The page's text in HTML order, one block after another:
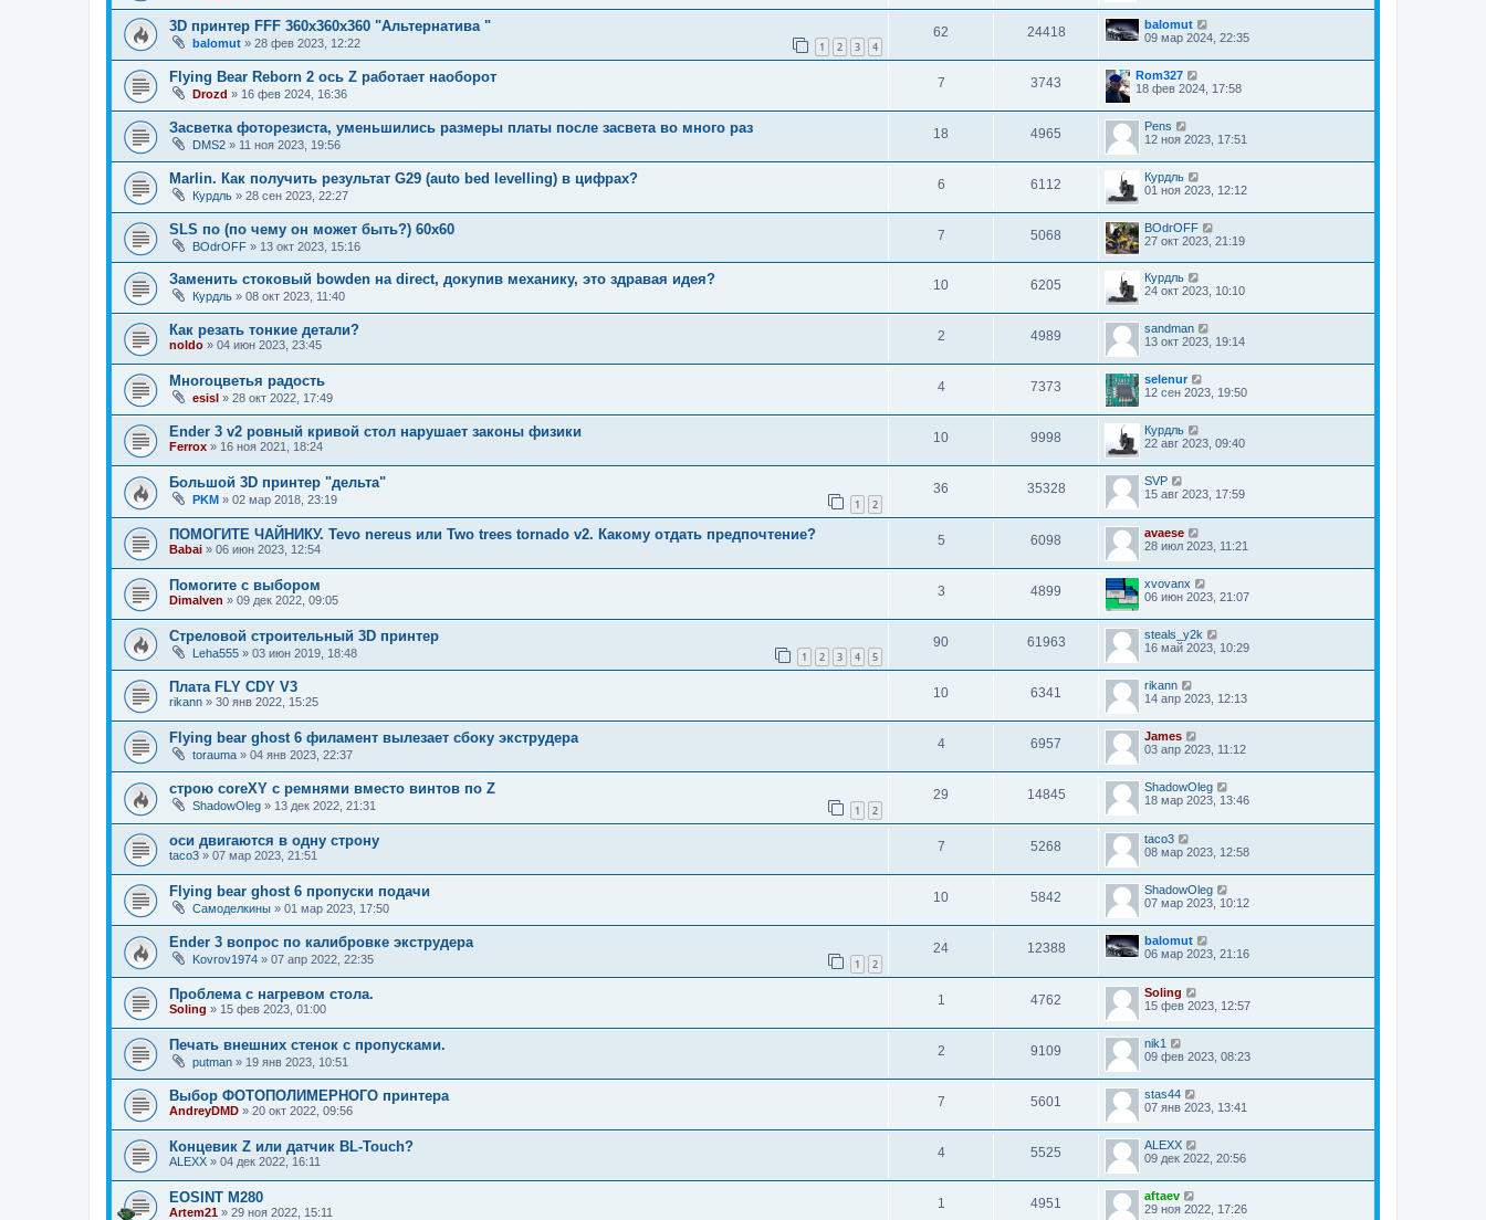
3D принтер FFF 360х360х360 "Альтернатива "
balomut » 28 фев 2023, 12:22 1 2 3 4
62 24418
balomut
09 мар 2024, 22:35
Flying Bear Reborn 2 ось Z работает наоборот
Drozd » 16 фев 2024, 16:36
7 3743
Rom327
18 фев 2024, 17:58
Засветка фоторезиста, уменьшились размеры платы после засвета во много раз
DMS2 » 11 ноя 2023, 19:56
18 4965
Pens
12 ноя 2023, 17:51
Marlin. Как получить результат G29 (auto bed levelling) в цифрах?
Курдль » 28 сен 2023, 22:27
6 6112
Курдль
01 ноя 2023, 12:12
SLS по (по чему он может быть?) 60х60
BOdrOFF » 13 окт 2023, 15:16
7 5068
BOdrOFF
27 окт 2023, 21:19
Заменить стоковый bowden на direct, докупив механику, это здравая идея?
Курдль » 08 окт 2023, 11:40
10 6205
Курдль
24 окт 2023, 10:10
Как резать тонкие детали?
noldo » 04 июн 2023, 23:45
2 4989
sandman
13 окт 2023, 19:14
Многоцветья радость
esisl » 28 окт 2022, 17:49
4 7373
selenur
12 сен 2023, 19:50
Ender 3 v2 ровный кривой стол нарушает законы физики
Ferrox » 16 ноя 2021, 18:24
10 9998
Курдль
22 авг 2023, 09:40
Большой 3D принтер "дельта"
PKM » 02 мар 2018, 23:19 1 2
36 35328
SVP
15 авг 2023, 17:59
ПОМОГИТЕ ЧАЙНИКУ. Tevo nereus или Two trees tornado v2. Какому отдать предпочтение?
Babai » 06 июн 2023, 12:54
5 6098
avaese
28 июл 2023, 11:21
Помогите с выбором
Dimalven » 09 дек 2022, 09:05
3 4899
xvovanx
06 июн 2023, 21:07
Стреловой строительный 3D принтер
Leha555 » 03 июн 2019, 18:48 1 2 3 4 5
90 61963
steals_y2k
16 май 2023, 10:29
Плата FLY CDY V3
rikann » 30 янв 2022, 15:25
10 6341
rikann
14 апр 2023, 12:13
Flying bear ghost 6 филамент вылезает сбоку экструдера
torauma » 04 янв 2023, 22:37
4 6957
James
03 апр 2023, 11:12
строю coreXY с ремнями вместо винтов по Z
ShadowOleg » 13 дек 2022, 21:31 1 2
29 14845
ShadowOleg
18 мар 2023, 13:46
оси двигаются в одну строну
taco3 » 07 мар 2023, 21:51
7 5268
taco3
08 мар 2023, 12:58
Flying bear ghost 6 пропуски подачи
Самоделкины » 01 мар 2023, 17:50
10 5842
ShadowOleg
07 мар 2023, 10:12
Ender 3 вопрос по калибровке экструдера
Kovrov1974 » 07 апр 2022, 22:35 1 2
24 12388
balomut
06 мар 2023, 21:16
Проблема с нагревом стола.
Soling » 15 фев 2023, 01:00
1 4762
Soling
15 фев 2023, 12:57
Печать внешних стенок с пропусками.
putman » 19 янв 2023, 10:51
2 9109
nik1
09 фев 2023, 08:23
Выбор ФОТОПОЛИМЕРНОГО принтера
AndreyDMD » 20 окт 2022, 09:56
7 5601
stas44
07 янв 2023, 13:41
Концевик Z или датчик BL-Touch?
ALEXX » 04 дек 2022, 16:11
4 5525
ALEXX
09 дек 2022, 20:56
EOSINT M280
Artem21 » 29 ноя 2022, 15:11
1 4951
aftaev
29 ноя 2022, 17:26